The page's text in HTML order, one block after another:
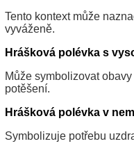
Tento kontext může
vyváženě.
Hrášková polévka s
Může symbolizovat
potěšení.
Hrášková polévka v
Symbolizuje potřebu